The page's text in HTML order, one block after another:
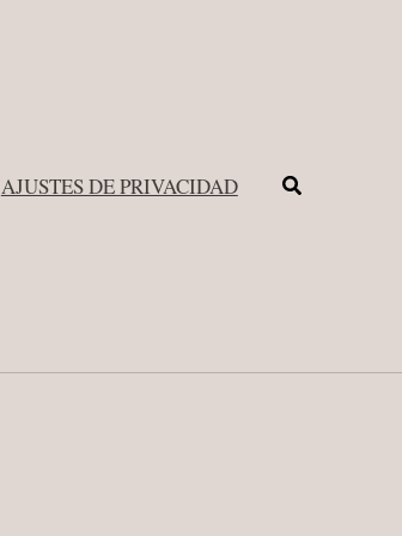
AJUSTES DE PRIVACIDAD Buscar